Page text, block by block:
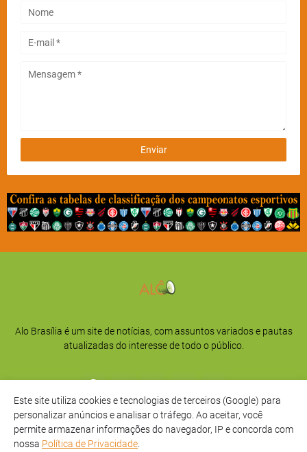
Alo Brasília é um site de notícias, com assuntos variados e pautas
atualizadas do interesse de todo o público.
Este site utiliza cookies e tecnologias de terceiros (Google) para
personalizar anúncios e analisar o tráfego. Ao aceitar, você
permite armazenar informações do navegador, IP e concorda com
nossa Política de Privacidade